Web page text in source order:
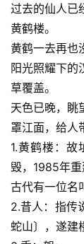
过去的仙人已
黄鹤楼。
黄鹤一去再也
阳光照耀下的
草覆盖。
天色已晚，眺
罩江面，给人
1.黄鹤楼：
毁，1985年
古代有一位名
2.昔人：指传
蛇山〕，遂建